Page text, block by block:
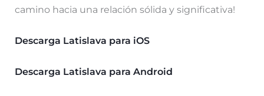
camino hacia una relación sólida y significativa!
Descarga Latislava para iOS
Descarga Latislava para Android